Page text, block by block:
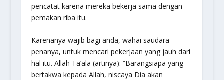
pencatat karena mereka bekerja sama dengan
pemakan riba itu.
Karenanya wajib bagi anda, wahai saudara
penanya, untuk mencari pekerjaan yang jauh dari
hal itu. Allah Ta’ala (artinya): “Barangsiapa yang
bertakwa kepada Allah, niscaya Dia akan